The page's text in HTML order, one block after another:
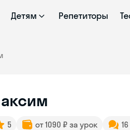
Детям Репетиторы
5 от 1090 ₽ за урок